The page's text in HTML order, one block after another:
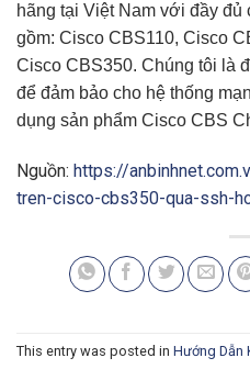
hãng tại Việt Nam với đầy đủ
gồm: Cisco CBS110, Cisco
Cisco CBS350. Chúng tôi là
để đảm bảo cho hệ thống
dụng sản phẩm Cisco CBS
Nguồn: https://
tren-cisco-cbs350-qua-ssh-
This entry was posted in Hướng Dẫn